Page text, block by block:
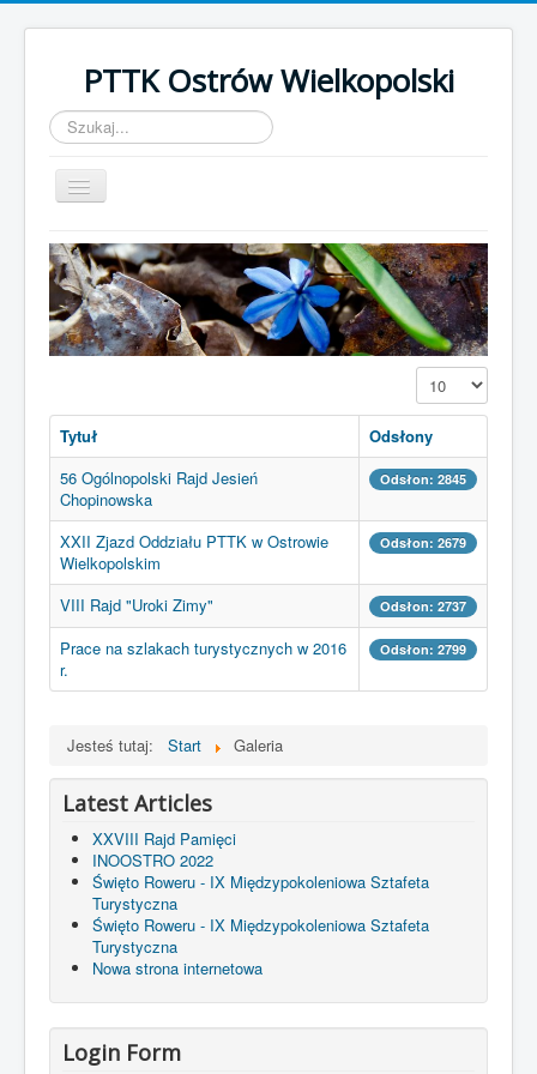
PTTK Ostrów Wielkopolski
Szukaj...
Przełącz
nawigację
Start
Kalendarz Imprez 2022
Galeria
O nas
Odznaki
Wstąp do PTTK
Kontakt
Pokaż #
Tytuł
Odsłony
56 Ogólnopolski Rajd Jesień
Chopinowska
Odsłon: 2845
XXII Zjazd Oddziału PTTK w Ostrowie
Wielkopolskim
Odsłon: 2679
VIII Rajd "Uroki Zimy" Odsłon: 2737
Prace na szlakach turystycznych w 2016
r.
Odsłon: 2799
Jesteś tutaj: Start Galeria
Latest Articles
XXVIII Rajd Pamięci
INOOSTRO 2022
Święto Roweru - IX Międzypokoleniowa Sztafeta
Turystyczna
Święto Roweru - IX Międzypokoleniowa Sztafeta
Turystyczna
Nowa strona internetowa
Login Form